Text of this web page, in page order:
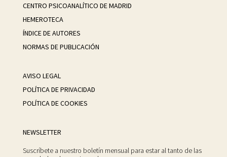
CENTRO PSICOANALÍTICO DE MADRID
HEMEROTECA
ÍNDICE DE AUTORES
NORMAS DE PUBLICACIÓN
AVISO LEGAL
POLÍTICA DE PRIVACIDAD
POLÍTICA DE COOKIES
NEWSLETTER
Suscríbete a nuestro boletín mensual para estar al tanto de las